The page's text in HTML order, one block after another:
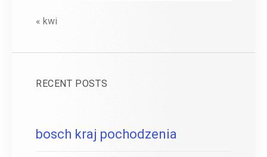
« kwi
RECENT POSTS
bosch kraj pochodzenia